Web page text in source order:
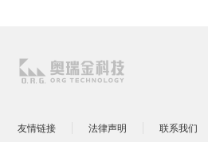
友情链接 法律声明 联系我们